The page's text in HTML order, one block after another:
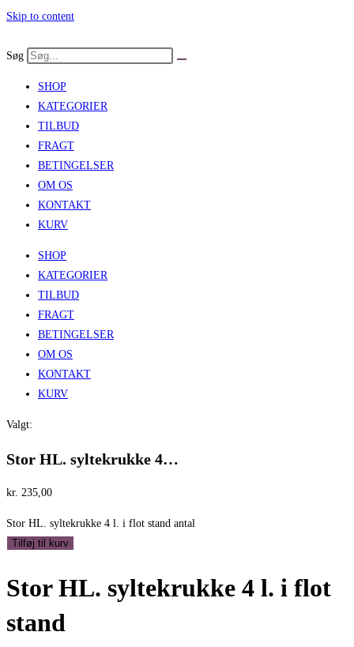
Skip to content
Søg
SHOP
KATEGORIER
TILBUD
FRAGT
BETINGELSER
OM OS
KONTAKT
KURV
SHOP
KATEGORIER
TILBUD
FRAGT
BETINGELSER
OM OS
KONTAKT
KURV
Valgt:
Stor HL. syltekrukke 4…
kr. 235,00
Stor HL. syltekrukke 4 l. i flot stand antal
Tilføj til kurv
Stor HL. syltekrukke 4 l. i flot
stand